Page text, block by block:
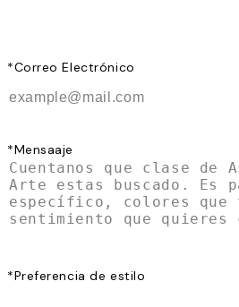
*Correo Electrónico
*Mensaaje
*Preferencia de estilo